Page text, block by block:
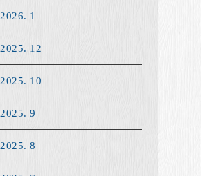
2026. 1
2025. 12
2025. 10
2025. 9
2025. 8